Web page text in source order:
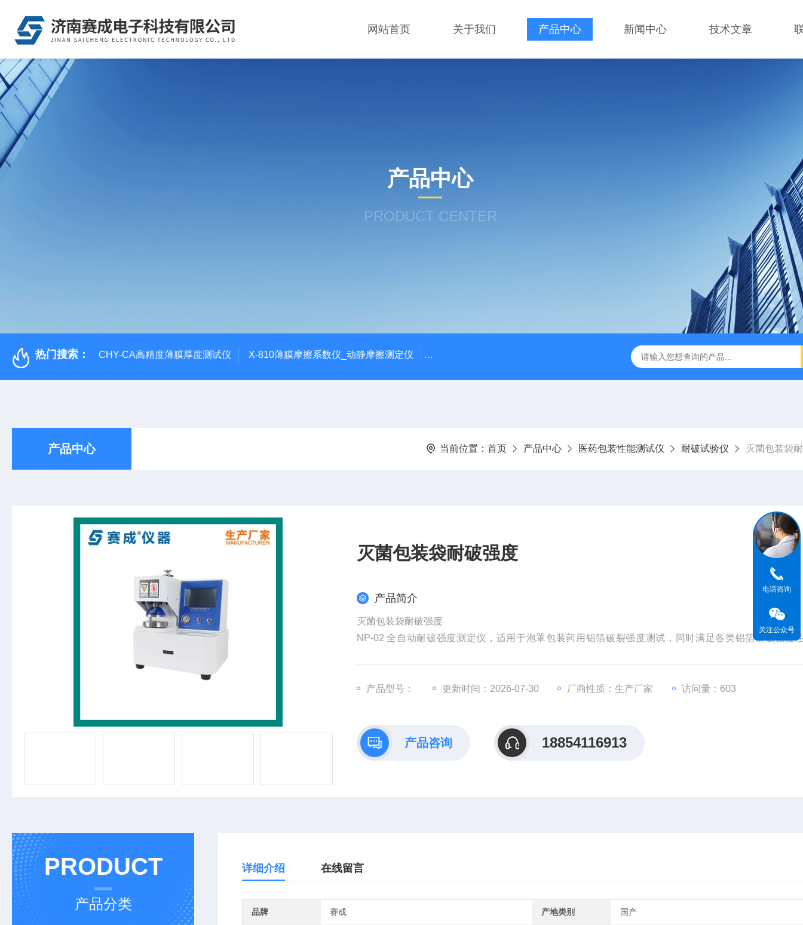
网站首页 关于我们 产品中心 新闻中心 技术文章
产品中心
PRODUCT CENTER
热门搜索： CHY-CA高精度薄膜厚度测试仪 X-810薄膜摩擦系数仪_动静摩擦测定仪 SCK-H玻璃瓶耐热冲击检测仪 赛成仪器 密封测漏仪 密封检测设备
产品中心 当前位置： 首页 产品中心 医药包装性能测试仪 耐破试验仪 灭菌包装袋
灭菌包装袋耐破强度
产品简介
灭菌包装袋耐破强度
NP-02 全自动耐破强度测定仪，适用于泡罩包装药用铝箔破裂强度测试，同时满足各类铝箔耐破强度
产品型号：
更新时间：2026-07-30 厂商性质：生产厂家 访问量：603
产品咨询 18854116913
PRODUCT
产品分类
详细介绍 在线留言
品牌 赛成 产地类别 国产
电话咨询
关注公众号